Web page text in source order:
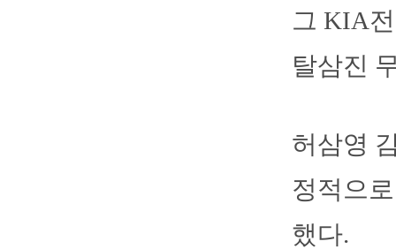
그 KIA
탈삼진
허삼영
정적으
했다.